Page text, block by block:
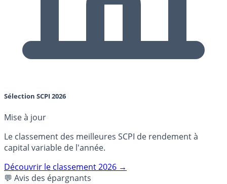
Sélection SCPI 2026
Mise à jour
Le classement des meilleures SCPI de rendement à
capital variable de l'année.
Découvrir le classement 2026 →
💬 Avis des épargnants